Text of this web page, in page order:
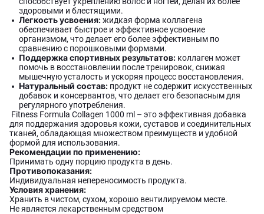
здоровыми и блестящими.
Легкость усвоения:жидкая форма коллагена
обеспечивает быстрое и эффективное усвоение
организмом, что делает его более эффективным по
сравнению с порошковыми формами.
Поддержка спортивных результатов: коллаген может
помочь в восстановлении после тренировок, снижая
мышечную усталость и ускоряя процесс восстановления.
Натуральный состав: продукт не содержит искусственных
добавок и консервантов, что делает его безопасным для
регулярного употребления.
Fitness Formula Collagen 1000 ml – это эффективная добавка
для поддержания здоровья кожи, суставов и соединительных
тканей, обладающая множеством преимуществ и удобной
формой для использования.
Рекомендации по применению:
Принимать одну порцию продукта в день.
Противопоказания:
Индивидуальная непереносимость продукта.
Условия хранения:
Хранить в чистом, сухом, хорошо вентилируемом месте.
Не является лекарственным средством